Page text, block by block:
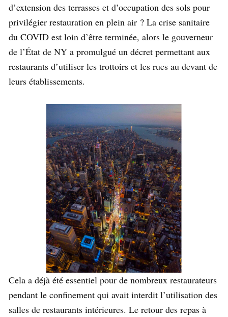
d’extension des terrasses et d’occupation des sols pour
privilégier restauration en plein air ? La crise sanitaire
du COVID est loin d’être terminée, alors le gouverneur
de l’État de NY a promulgué un décret permettant aux
restaurants d’utiliser les trottoirs et les rues au devant de
leurs établissements.
Cela a déjà été essentiel pour de nombreux restaurateurs
pendant le confinement qui avait interdit l’utilisation des
salles de restaurants intérieures. Le retour des repas à